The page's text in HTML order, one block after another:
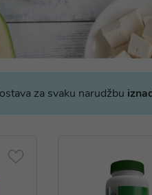
za svaku narudžbu